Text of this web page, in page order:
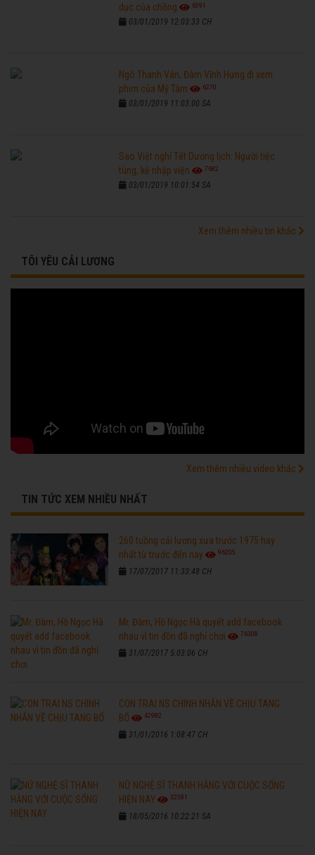
dục của chồng
6591
03/01/2019 12:03:33 CH
Ngô Thanh Vân, Đàm Vĩnh Hưng đi xem
phim của Mỹ Tâm
6270
03/01/2019 11:03:00 SA
Sao Việt nghỉ Tết Dương lịch: Người tiệc
tùng, kẻ nhập viện
7682
03/01/2019 10:01:54 SA
Xem thêm nhiều tin khác
TÔI YÊU CẢI LƯƠNG
Xem thêm nhiều video khác
TIN TỨC XEM NHIỀU NHẤT
260 tuồng cải lương xưa trước 1975 hay
nhất từ trước đến nay
96205
17/07/2017 11:33:48 CH
Mr. Đàm, Hồ Ngọc Hà quyết add facebook
nhau vì tin đồn đã nghỉ chơi
76308
31/07/2017 5:03:06 CH
CON TRAI NS CHINH NHẪN VỀ CHỊU TANG
BỐ
42982
31/01/2016 1:08:47 CH
NỮ NGHỆ SĨ THANH HẰNG VỚI CUỘC SỐNG
HIỆN NAY
32581
18/05/2016 10:22:21 SA